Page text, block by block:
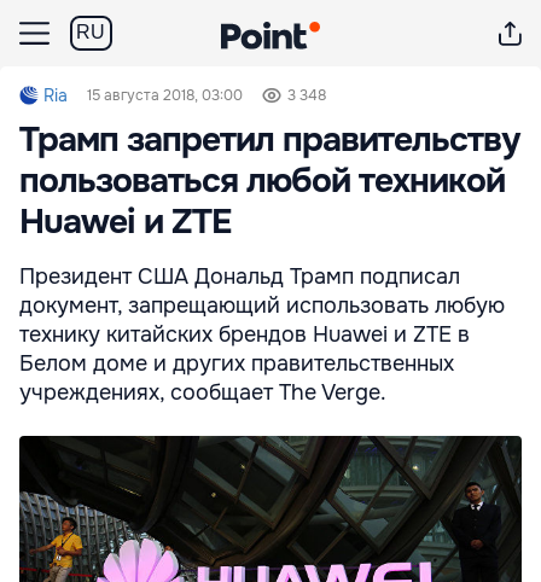
RU
Ria 15 августа 2018, 03:00 3 348
Трамп запретил правительству
пользоваться любой техникой
Huawei и ZTE
Президент США Дональд Трамп подписал
документ, запрещающий использовать любую
технику китайских брендов Huawei и ZTE в
Белом доме и других правительственных
учреждениях, сообщает The Verge.